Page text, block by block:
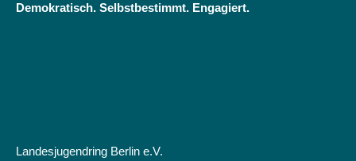
Demokratisch. Selbstbestimmt. Engagiert.
Landesjugendring Berlin e.V.